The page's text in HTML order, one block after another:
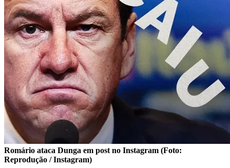
Romário ataca Dunga em post no Instagram (Foto:
Reprodução / Instagram)